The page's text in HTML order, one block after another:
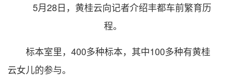
5月28日，黄桂云向记者介绍丰都车前繁育历
程。
标本室里，400多种标本，其中100多种有黄桂
云女儿的参与。